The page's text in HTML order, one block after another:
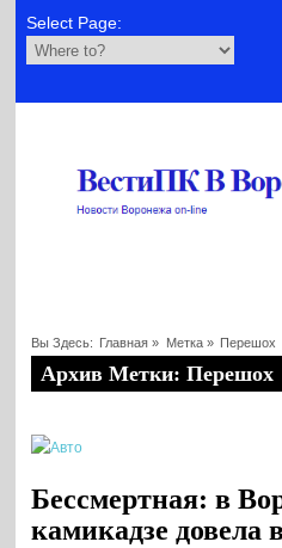
Select Page:
Вы Здесь: Главная » Метка » Перешох
Архив Метки: Перешох
Бессмертная: в
камикадзе довела